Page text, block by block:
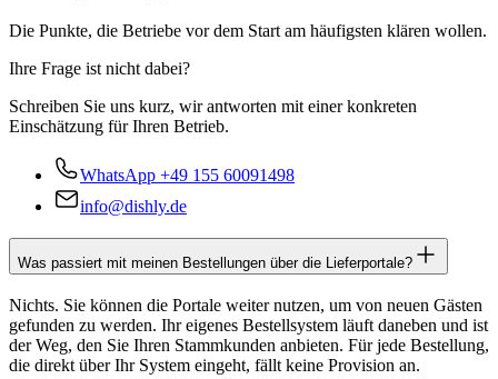
Die Punkte, die Betriebe vor dem Start am häufigsten klären wollen.
Ihre Frage ist nicht dabei?
Schreiben Sie uns kurz, wir antworten mit einer konkreten
Einschätzung für Ihren Betrieb.
WhatsApp +49 155 60091498
info@dishly.de
Was passiert mit meinen Bestellungen über die Lieferportale?
Nichts. Sie können die Portale weiter nutzen, um von neuen Gästen
gefunden zu werden. Ihr eigenes Bestellsystem läuft daneben und ist
der Weg, den Sie Ihren Stammkunden anbieten. Für jede Bestellung,
die direkt über Ihr System eingeht, fällt keine Provision an.